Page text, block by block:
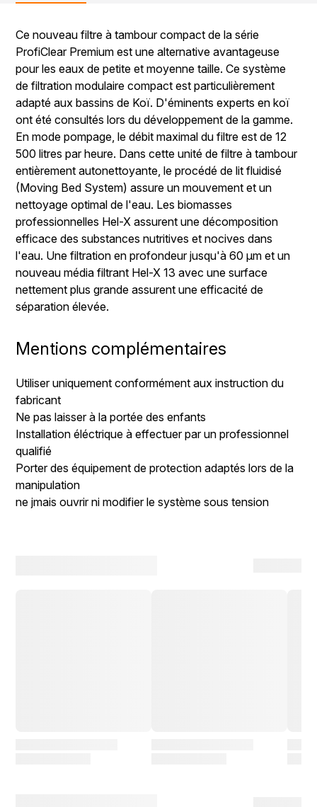
Ce nouveau filtre à tambour compact de la série
ProfiClear Premium est une alternative avantageuse
pour les eaux de petite et moyenne taille. Ce système
de filtration modulaire compact est particulièrement
adapté aux bassins de Koï. D'éminents experts en koï
ont été consultés lors du développement de la gamme.
En mode pompage, le débit maximal du filtre est de 12
500 litres par heure. Dans cette unité de filtre à tambour
entièrement autonettoyante, le procédé de lit fluidisé
(Moving Bed System) assure un mouvement et un
nettoyage optimal de l'eau. Les biomasses
professionnelles Hel-X assurent une décomposition
efficace des substances nutritives et nocives dans
l'eau. Une filtration en profondeur jusqu'à 60 µm et un
nouveau média filtrant Hel-X 13 avec une surface
nettement plus grande assurent une efficacité de
séparation élevée.
Mentions complémentaires
Utiliser uniquement conformément aux instruction du
fabricant
Ne pas laisser à la portée des enfants
Installation éléctrique à effectuer par un professionnel
qualifié
Porter des équipement de protection adaptés lors de la
manipulation
ne jmais ouvrir ni modifier le système sous tension